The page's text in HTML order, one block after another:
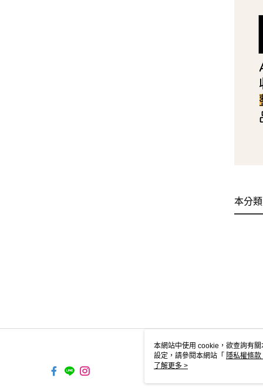
本分
本網站中使用 cookie，欲查詢有
設定，請參閱本網站「 隱私權條款
使用 cookie。
了解更多 >